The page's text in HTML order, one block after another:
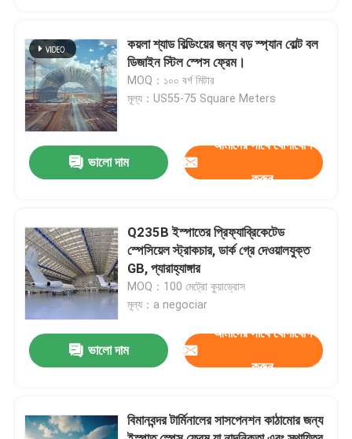
আমাদের সম্পর্কে
কারখানা ভ্রমণ
মান নিয়ন্ত্রণ
যোগাযোগ করুন
খবর
মামলা
স্পেস ফ্রেম ট্রাস
কয়লা শ্যাড বিল্ডিংয়ের জন্য বড় স্প্যান বোল্ট বল
ডিজাইন স্টিল স্পেস ফ্রেম।
MOQ：১০০ বর্গ মিটার
মূল্য：US55-75 Square Meters
ভালো দাম
আমাদের সাথে যোগাযোগ
করুন
Q235B ইস্পাতের প্রিফ্যাব্রিকেটেড
স্পেসিয়েল স্ট্রাকচার, ডার্ক গ্রে দেওয়ালযুক্ত
GB, প্যারাহ্যাঙ্গার
MOQ：100 মেট্রো কুয়াড্রোস
মূল্য：a negociar
ভালো দাম
আমাদের সাথে যোগাযোগ
করুন
বিমানবন্দর টার্মিনালের সাসপেনশন কাঠামোর জন্য